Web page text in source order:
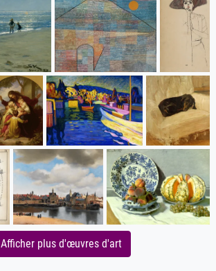
Afficher plus d'œuvres d'art